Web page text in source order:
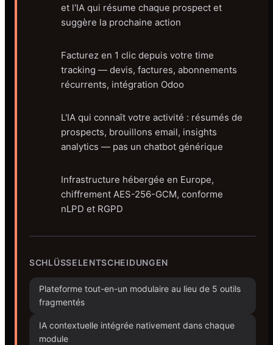
et l'IA qui résume chaque prospect et
suggère la prochaine action
Facturez en 1 clic depuis votre time
tracking — devis, factures, abonnements
récurrents, intégration Odoo
L'IA qui connaît votre activité : résumés de
prospects, brouillons email, insights
analytics — pas un chatbot générique
Infrastructure hébergée en Europe,
chiffrement AES-256-GCM, conforme
nLPD et RGPD
SCHLÜSSELENTSCHEIDUNGEN
Plateforme tout-en-un modulaire au lieu de 5 outils
fragmentés
IA contextuelle intégrée nativement dans chaque
module